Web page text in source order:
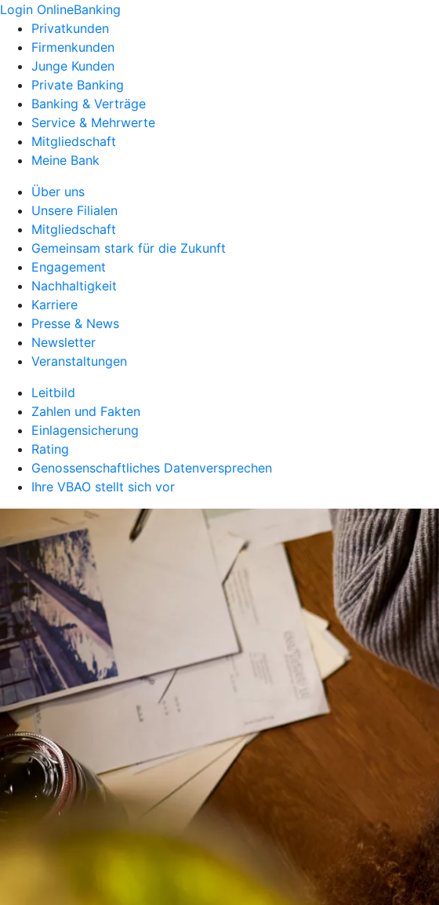
Login OnlineBanking
Privatkunden
Firmenkunden
Junge Kunden
Private Banking
Banking & Verträge
Service & Mehrwerte
Mitgliedschaft
Meine Bank
Über uns
Unsere Filialen
Mitgliedschaft
Gemeinsam stark für die Zukunft
Engagement
Nachhaltigkeit
Karriere
Presse & News
Newsletter
Veranstaltungen
Leitbild
Zahlen und Fakten
Einlagensicherung
Rating
Genossenschaftliches Datenversprechen
Ihre VBAO stellt sich vor